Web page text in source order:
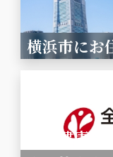
横浜市にお
全国健康